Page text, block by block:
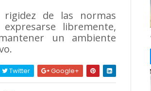
de las normas
libremente,
un ambiente
Twitter Google+